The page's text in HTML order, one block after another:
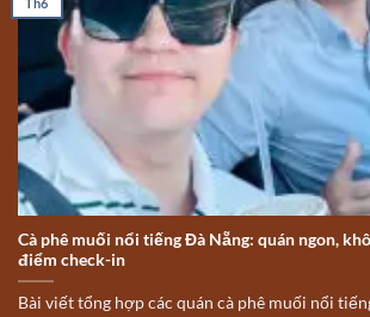
Cà phê muối nổi tiếng Đà Nẵng: quán ngon,
điểm check-in
Bài viết tổng hợp các quán cà phê muối nổi
Th6